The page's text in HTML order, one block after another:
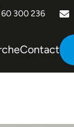
300 236
Contact